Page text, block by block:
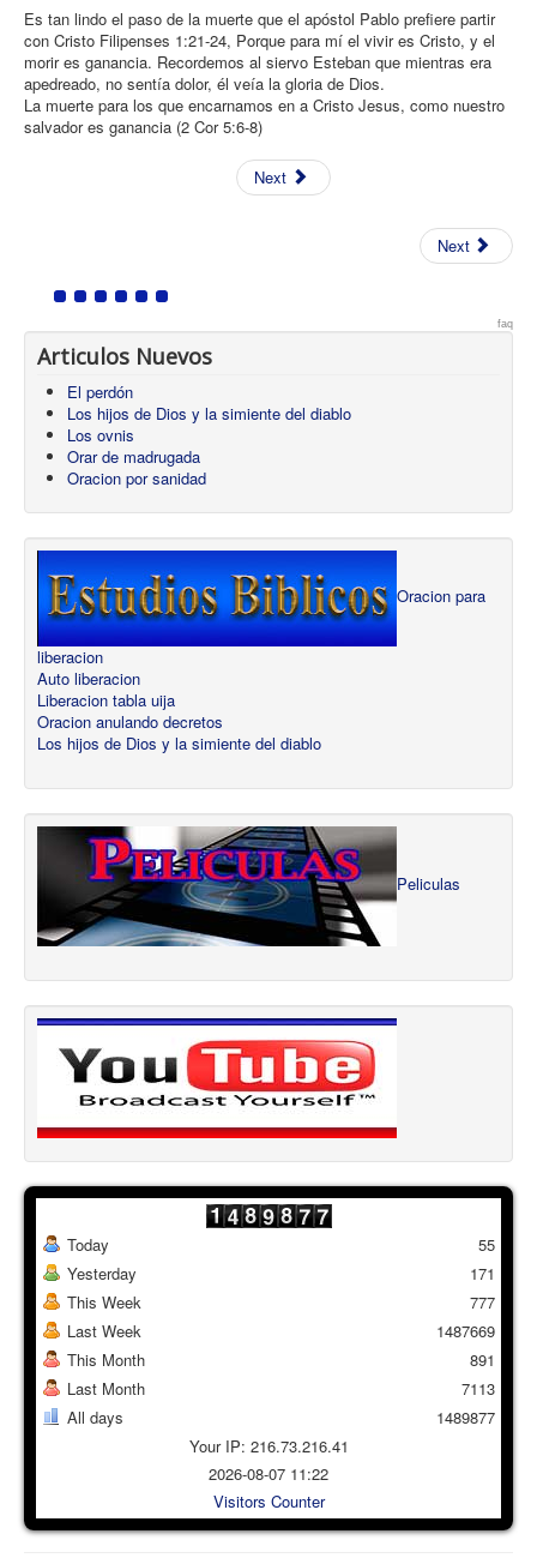
Es tan lindo el paso de la muerte que el apóstol Pablo prefiere partir
con Cristo Filipenses 1:21-24, Porque para mí el vivir es Cristo, y el
morir es ganancia. Recordemos al siervo Esteban que mientras era
apedreado, no sentía dolor, él veía la gloria de Dios.
La muerte para los que encarnamos en a Cristo Jesus, como nuestro
salvador es ganancia (2 Cor 5:6-8)
Next
Next
faq
Articulos Nuevos
El perdón
Los hijos de Dios y la simiente del diablo
Los ovnis
Orar de madrugada
Oracion por sanidad
Oracion para
liberacion
Auto liberacion
Liberacion tabla uija
Oracion anulando decretos
Los hijos de Dios y la simiente del diablo
Peliculas
Today
Yesterday
This Week
Last Week
This Month
Last Month
All days
55
171
777
1487669
891
7113
1489877
Your IP: 216.73.216.41
2026-08-07 11:22
Visitors Counter